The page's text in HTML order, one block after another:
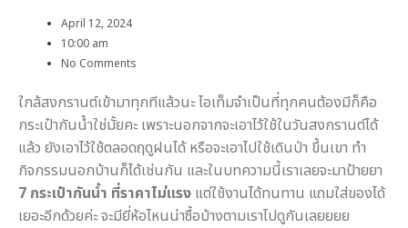
April 12, 2024
10:00 am
No Comments
ใกล้สงกรานต์เข้ามาทุกทีแล้วนะ ไอเท็มจำเป็นที่ทุกคนต้องมีก็คือ
กระเป๋ากันน้ำใช่มั้ยคะ เพราะนอกจากจะเอาไว้ใช้ในวันสงกรานต์ได้
แล้ว ยังเอาไว้ใช้ตลอดฤดูฝนได้ หรือจะเอาไปใช้เดินป่า ขึ้นเขา ทำ
กิจกรรมนอกบ้านก็ได้เช่นกัน และในบทความนี้เราเลยจะมาป้ายยา
7 กระเป๋ากันน้ำ ที่ราคาไม่แรง แต่ใช้งานได้ทนทาน แถมใส่ของได้
เยอะอีกด้วยค่ะ จะมียี่ห้อไหนน่าซื้อบ้างตามเราไปดูกันเลยยยย